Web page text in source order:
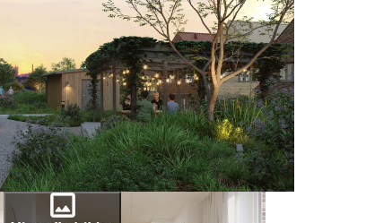
photo